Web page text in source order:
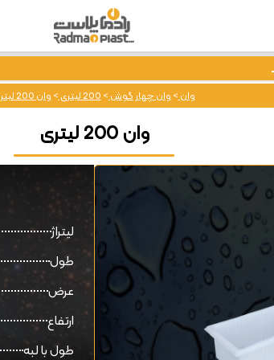
وان>وان چهار گوش>200 لیتری >وان 200 لیتری
وان 200 لیتری
لیتراژ
طول
عرض
ارتفاع
طول با لبه